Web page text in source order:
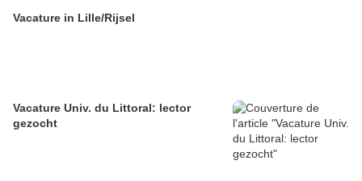
Vacature in Lille/Rijsel
Vacature Univ. du Littoral: lector
gezocht